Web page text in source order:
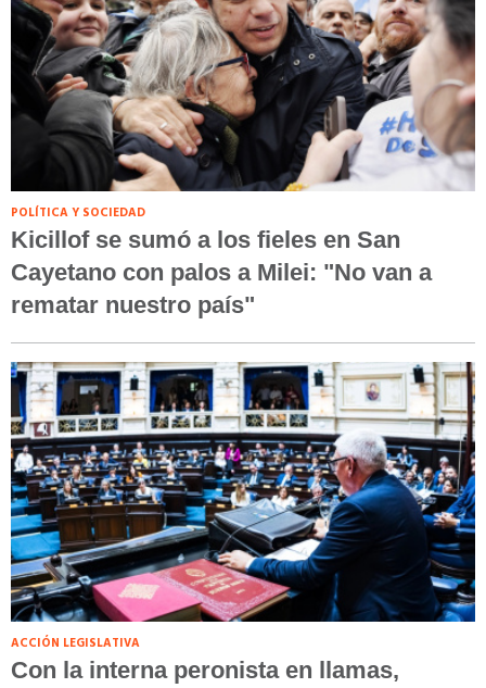
POLÍTICA Y SOCIEDAD
Kicillof se sumó a los fieles en San
Cayetano con palos a Milei: "No van a
rematar nuestro país"
ACCIÓN LEGISLATIVA
Con la interna peronista en llamas,